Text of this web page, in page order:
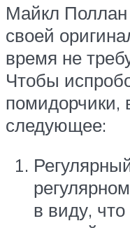
Майкл Поллан
своей
время не
Чтобы
помидорчики,
следующее:
в виду,